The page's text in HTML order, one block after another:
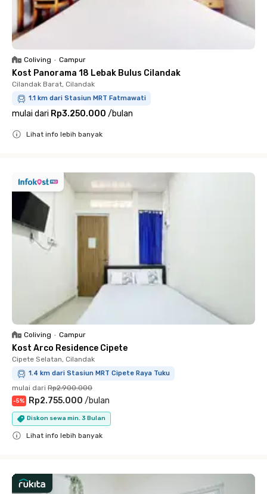
Coliving • Campur
Kost Panorama 18 Lebak Bulus Cilandak
Cilandak Barat, Cilandak
1.1 km dari Stasiun MRT Fatmawati
mulai dari Rp3.250.000 /bulan
Lihat info lebih banyak
Coliving • Campur
Kost Arco Residence Cipete
Cipete Selatan, Cilandak
1.4 km dari Stasiun MRT Cipete Raya Tuku
mulai dari Rp2.900.000
-5% Rp2.755.000 /bulan
Diskon sewa min. 3 Bulan
Lihat info lebih banyak